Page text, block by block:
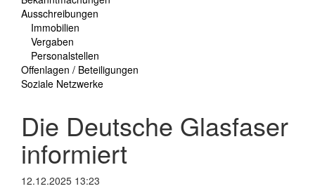
Ausschreibungen
Immobilien
Vergaben
Personalstellen
Offenlagen / Beteiligungen
Soziale Netzwerke
Die Deutsche Glasfaser
informiert
12.12.2025 13:23